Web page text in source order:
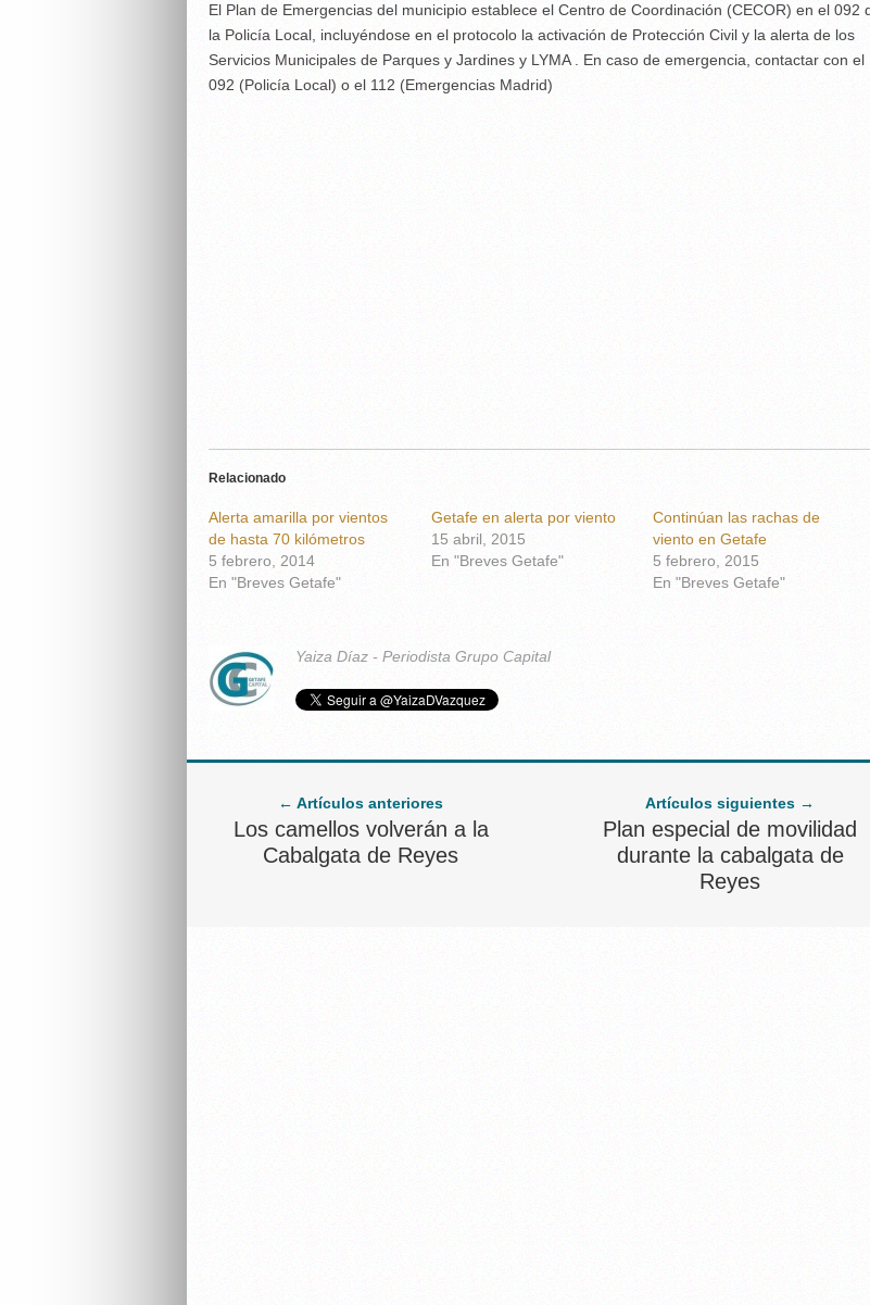
El Plan de Emergencias del municipio establece el Centro de Coordinación (CECOR) en el 092
la Policía Local, incluyéndose en el protocolo la activación de Protección Civil y la alerta de los
Servicios Municipales de Parques y Jardines y LYMA . En caso de emergencia, contactar con el
092 (Policía Local) o el 112 (Emergencias Madrid)
Relacionado
Alerta amarilla por vientos
de hasta 70 kilómetros
5 febrero, 2014
En "Breves Getafe"
Getafe en alerta por viento
15 abril, 2015
En "Breves Getafe"
Continúan las rachas de
viento en Getafe
5 febrero, 2015
En "Breves Getafe"
Yaiza Díaz - Periodista Grupo Capital
← Artículos anteriores
Los camellos volverán a la
Cabalgata de Reyes
Artículos siguientes →
Plan especial de movilidad
durante la cabalgata de
Reyes